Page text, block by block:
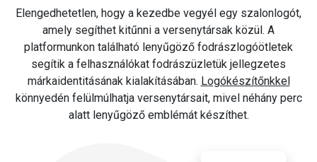
Elengedhetetlen, hogy a kezedbe vegyél egy szalonlogót,
amely segíthet kitűnni a versenytársak közül. A
platformunkon található lenyűgöző fodrászlogóötletek
segítik a felhasználókat fodrászüzletük jellegzetes
márkaidentitásának kialakításában. Logókészítőnkkel
könnyedén felülmúlhatja versenytársait, mivel néhány perc
alatt lenyűgöző emblémát készíthet.